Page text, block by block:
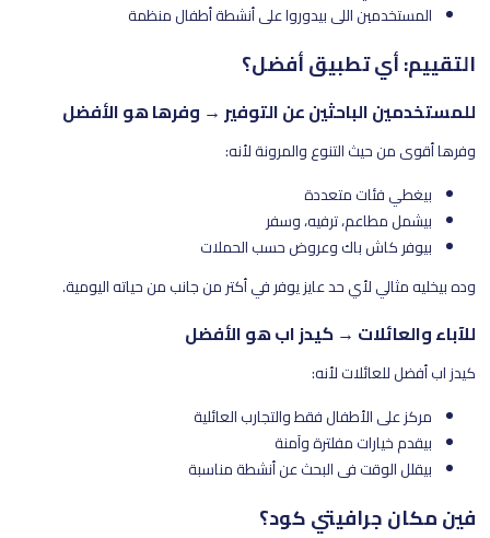
المستخدمين اللي بيدوروا على أنشطة أطفال منظمة
التقييم: أي تطبيق أفضل؟
للمستخدمين الباحثين عن التوفير → وفرها هو الأفضل
وفرها أقوى من حيث التنوع والمرونة لأنه:
بيغطي فئات متعددة
بيشمل مطاعم، ترفيه، وسفر
بيوفر كاش باك وعروض حسب الحملات
وده بيخليه مثالي لأي حد عايز يوفر في أكتر من جانب من حياته اليومية.
للآباء والعائلات → كيدز اب هو الأفضل
كيدز اب أفضل للعائلات لأنه:
مركز على الأطفال فقط والتجارب العائلية
بيقدم خيارات مفلترة وآمنة
بيقلل الوقت في البحث عن أنشطة مناسبة
فين مكان جرافيتي كود؟